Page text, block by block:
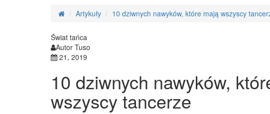
Artykuły
10 dziwnych nawyków, które mają wszyscy
Świat tańca
Autor Tuso
21, 2019
10 dziwnych nawyków,
wszyscy tancerze